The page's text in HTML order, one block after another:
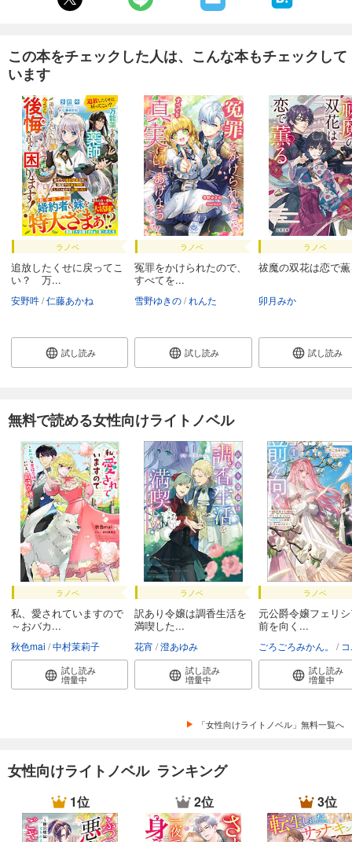
この本をチェックした人は、こんな本もチェックして
います
ラノベ
追放したくせに戻ってこ
い？ 万...
安野吽 仁藤あかね
試し読み
ラノベ
冤罪をかけられたので、
すべてを...
雪野ゆきの れんた
試し読み
ラノベ
祓魔の双花は恋で
卯月みか
試し読み
無料で読める女性向けライトノベル
ラノベ
私、愛されていますので
～おバカ...
秋色mai 中村茉莉子
試し読み
増量中
ラノベ
訳あり令嬢は調香生活を
満喫した...
花宵 澄あゆみ
試し読み
増量中
ラノベ
元公爵令嬢フェリ
前を向く...
ごろごろみかん。 コ
試し読み
増量中
「女性向けライトノベル」無料一覧へ
女性向けライトノベル ランキング
1位 2位 3位